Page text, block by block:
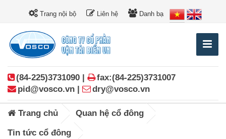
Trang nội bộ Liên hệ Danh bạ
(84-225)3731090 |
fax:(84-225)3731007
pid@vosco.vn |
dry@vosco.vn
Trang chủ Quan hệ cổ đông
Tin tức cổ đông